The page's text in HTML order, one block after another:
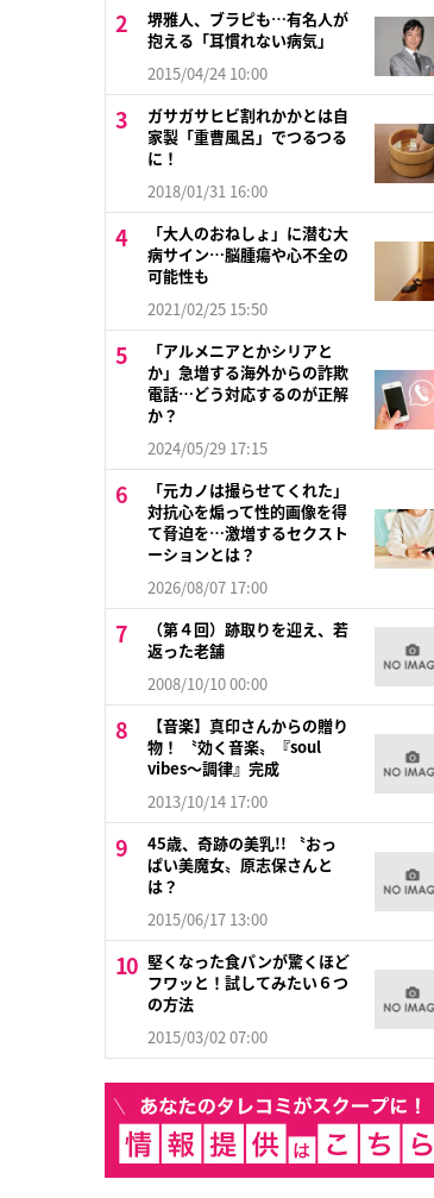
堺雅人、ブラピも…有名人が
抱える「耳慣れない病気」
2015/04/24 10:00
ガサガサヒビ割れかかとは自
家製「重曹風呂」でつるつる
に！
2018/01/31 16:00
「大人のおねしょ」に潜む大
病サイン…脳腫瘍や心不全の
可能性も
2021/02/25 15:50
「アルメニアとかシリアと
か」急増する海外からの詐欺
電話…どう対応するのが正解
か？
2024/05/29 17:15
「元カノは撮らせてくれた」
対抗心を煽って性的画像を得
て脅迫を…激増するセクスト
ーションとは？
2026/08/07 17:00
（第４回）跡取りを迎え、若
返った老舗
2008/10/10 00:00
【音楽】真印さんからの贈り
物！ 〝効く音楽〟『soul
vibes〜調律』完成
2013/10/14 17:00
45歳、奇跡の美乳!! 〝おっ
ぱい美魔女〟原志保さんと
は？
2015/06/17 13:00
堅くなった食パンが驚くほど
フワッと！試してみたい６つ
の方法
2015/03/02 07:00